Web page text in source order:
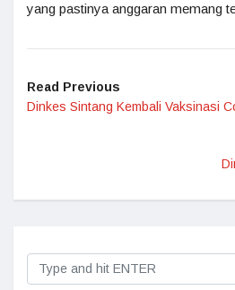
yang pastinya anggaran memang
Read Previous
Dinkes Sintang Kembali Vaksinasi